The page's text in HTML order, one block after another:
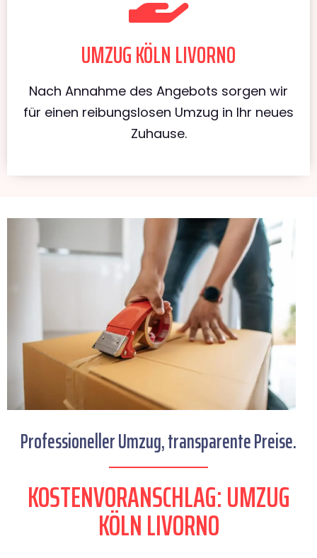
UMZUG KÖLN LIVORNO
Nach Annahme des Angebots sorgen wir
für einen reibungslosen Umzug in Ihr neues
Zuhause.
Professioneller Umzug, transparente Preise.
KOSTENVORANSCHLAG: UMZUG
KÖLN LIVORNO